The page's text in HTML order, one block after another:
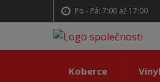
Po - Pá: 7:00 až 17:00
Koberce